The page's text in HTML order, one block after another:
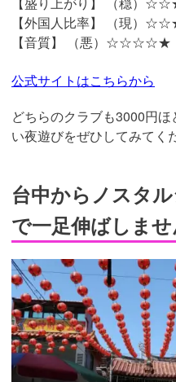
【外国人比率】 （現）
【音質】 （悪）☆☆☆☆★
公式サイトはこちらから
どちらのクラブも3000円
い夜遊びをぜひしてみてく
台中からノスタ
で一足伸ばしませ